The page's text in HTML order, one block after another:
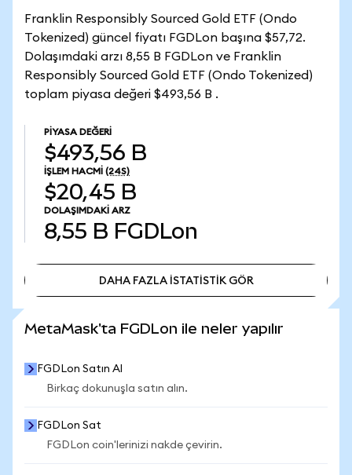
Franklin Responsibly Sourced Gold ETF (Ondo
Tokenized) güncel fiyatı FGDLon başına $57,72.
Dolaşımdaki arzı 8,55 B FGDLon ve Franklin
Responsibly Sourced Gold ETF (Ondo Tokenized)
toplam piyasa değeri $493,56 B .
PIYASA DEĞERI
$493,56 B
İŞLEM HACMI (24S)
$20,45 B
DOLAŞIMDAKI ARZ
8,55 B FGDLon
DAHA FAZLA İSTATİSTİK GÖR
MetaMask'ta FGDLon ile neler yapılır
FGDLon Satın Al
Birkaç dokunuşla satın alın.
FGDLon Sat
FGDLon coin'lerinizi nakde çevirin.